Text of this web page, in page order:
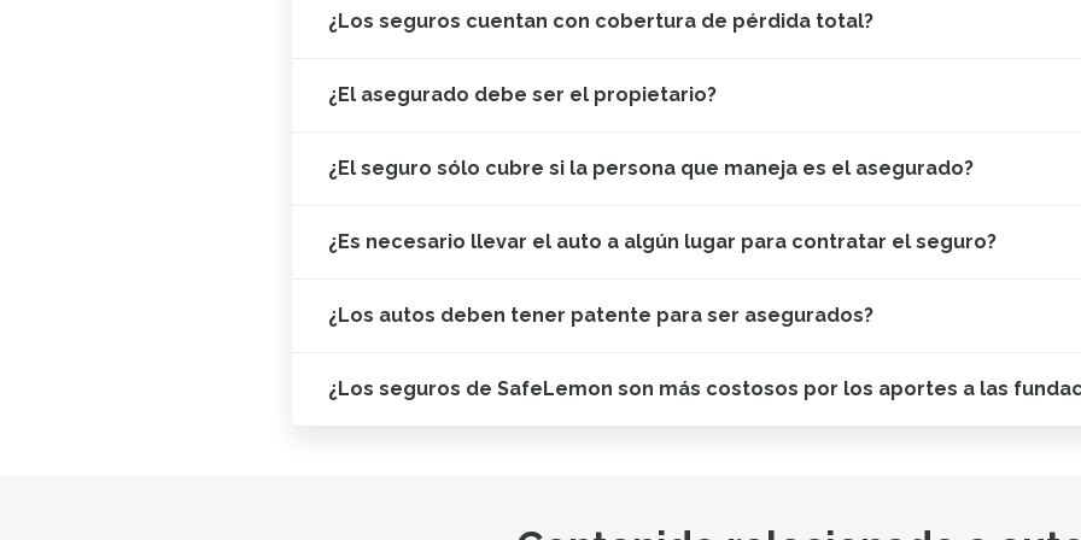
¿Los seguros cuentan con cobertura de pérdida total?
¿El asegurado debe ser el propietario?
¿El seguro sólo cubre si la persona que maneja es el asegurado?
¿Es necesario llevar el auto a algún lugar para contratar el seguro?
¿Los autos deben tener patente para ser asegurados?
¿Los seguros de SafeLemon son más costosos por los aportes a las